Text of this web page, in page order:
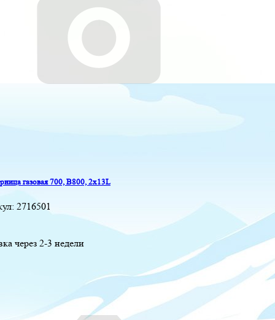
газовая 700, B800, 2x13L
2716501
через 2-3 недели